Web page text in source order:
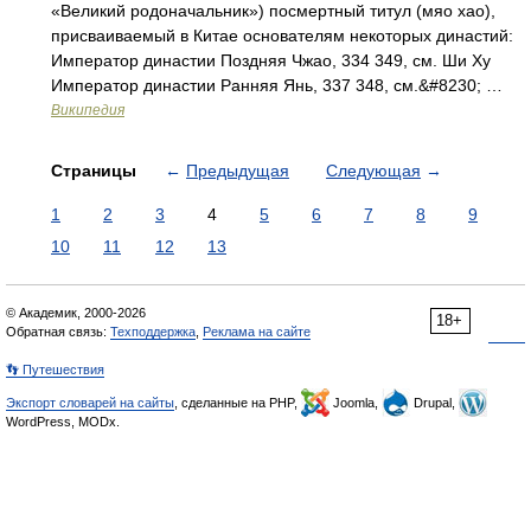
«Великий родоначальник») посмертный титул (мяо хао),
присваиваемый в Китае основателям некоторых династий:
Император династии Поздняя Чжао, 334 349, см. Ши Ху
Император династии Ранняя Янь, 337 348, см.&#8230; …
Википедия
Страницы ← Предыдущая Следующая →
1 2 3 4 5 6 7 8
9
10
11 12 13
18+
© Академик, 2000-2026
Обратная связь: Техподдержка Реклама на сайте
👣 Путешествия
Экспорт словарей на сайты , сделанные на PHP, Joomla,
Drupal,
WordPress, MODx.